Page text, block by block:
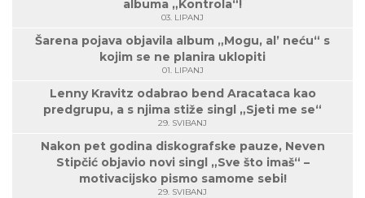
albuma „Kontrola“!
03. LIPANJ
Šarena pojava objavila album „Mogu, al’ neću“ s
kojim se ne planira uklopiti
01. LIPANJ
Lenny Kravitz odabrao bend Aracataca kao
predgrupu, a s njima stiže singl „Sjeti me se“
29. SVIBANJ
Nakon pet godina diskografske pauze, Neven
Stipčić objavio novi singl „Sve što imaš“ –
motivacijsko pismo samome sebi!
29. SVIBANJ